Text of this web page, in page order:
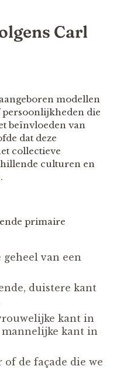
Carl
modellen
persoonlijkheden die
beïnvloeden van
dat deze
collectieve
culturen en
primaire
van een
duistere kant
kant in
kant in
of de façade die we